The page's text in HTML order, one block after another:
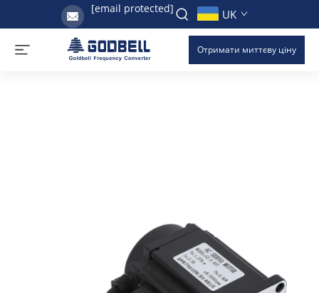
[email protected] UK
Отримати миттєву ціну